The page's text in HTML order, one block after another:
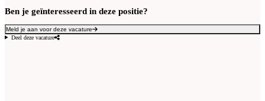
Ben je geïnteresseerd in deze positie?
Meld je aan voor deze vacature
Deel deze vacature